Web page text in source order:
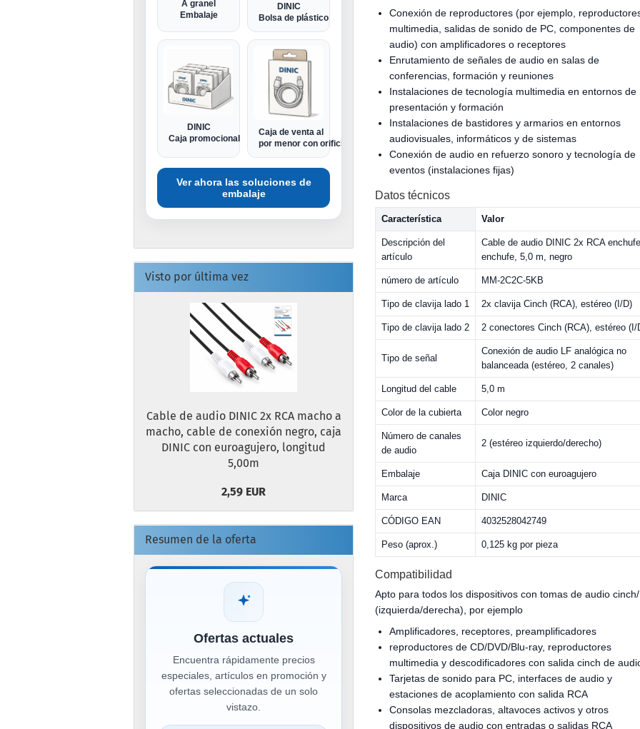
Conexión de reproductores (por ejemplo,
multimedia, salidas de sonido de PC, componentes de
audio) con amplificadores o receptores
Enrutamiento de señales de audio en salas de
conferencias, formación y reuniones
Instalaciones de tecnología multimedia en entornos de
presentación y formación
Instalaciones de bastidores y armarios en entornos
audiovisuales, informáticos y de sistemas
Conexión de audio en refuerzo sonoro y tecnología de
eventos (instalaciones fijas)
Datos técnicos
Característica Valor
Descripción del
artículo
Cable de audio DINIC 2x RCA
enchufe, 5,0 m, negro
número de artículo MM-2C2C-5KB
Tipo de clavija lado 1 2x clavija Cinch (RCA), estéreo (I/D)
Tipo de clavija lado 2 2 conectores Cinch (RCA), estéreo (I/
Tipo de señal
Conexión de audio LF analógica no
balanceada (estéreo, 2 canales)
Longitud del cable 5,0 m
Color de la cubierta Color negro
Número de canales
de audio
2 (estéreo izquierdo/derecho)
Embalaje Caja DINIC con euroagujero
Marca DINIC
CÓDIGO EAN 4032528042749
Peso (aprox.) 0,125 kg por pieza
Compatibilidad
Apto para todos los dispositivos con tomas de audio
(izquierda/derecha), por ejemplo
Amplificadores, receptores, preamplificadores
reproductores de CD/DVD/Blu-ray, reproductores
multimedia y descodificadores con salida cinch de
Tarjetas de sonido para PC, interfaces de audio y
estaciones de acoplamiento con salida RCA
Consolas mezcladoras, altavoces activos y otros
dispositivos de audio con entradas o salidas RCA
A granel
Embalaje
DINIC
Bolsa de plástico
DINIC
Caja promocional
Caja de venta al
por menor con orificio Euro
Ver ahora las soluciones de
embalaje
Visto por última vez
Cable de audio DINIC 2x RCA macho a
macho, cable de conexión negro, caja
DINIC con euroagujero, longitud
5,00m
2,59 EUR
Resumen de la oferta
Ofertas actuales
Encuentra rápidamente precios
especiales, artículos en promoción y
ofertas seleccionadas de un solo
vistazo.